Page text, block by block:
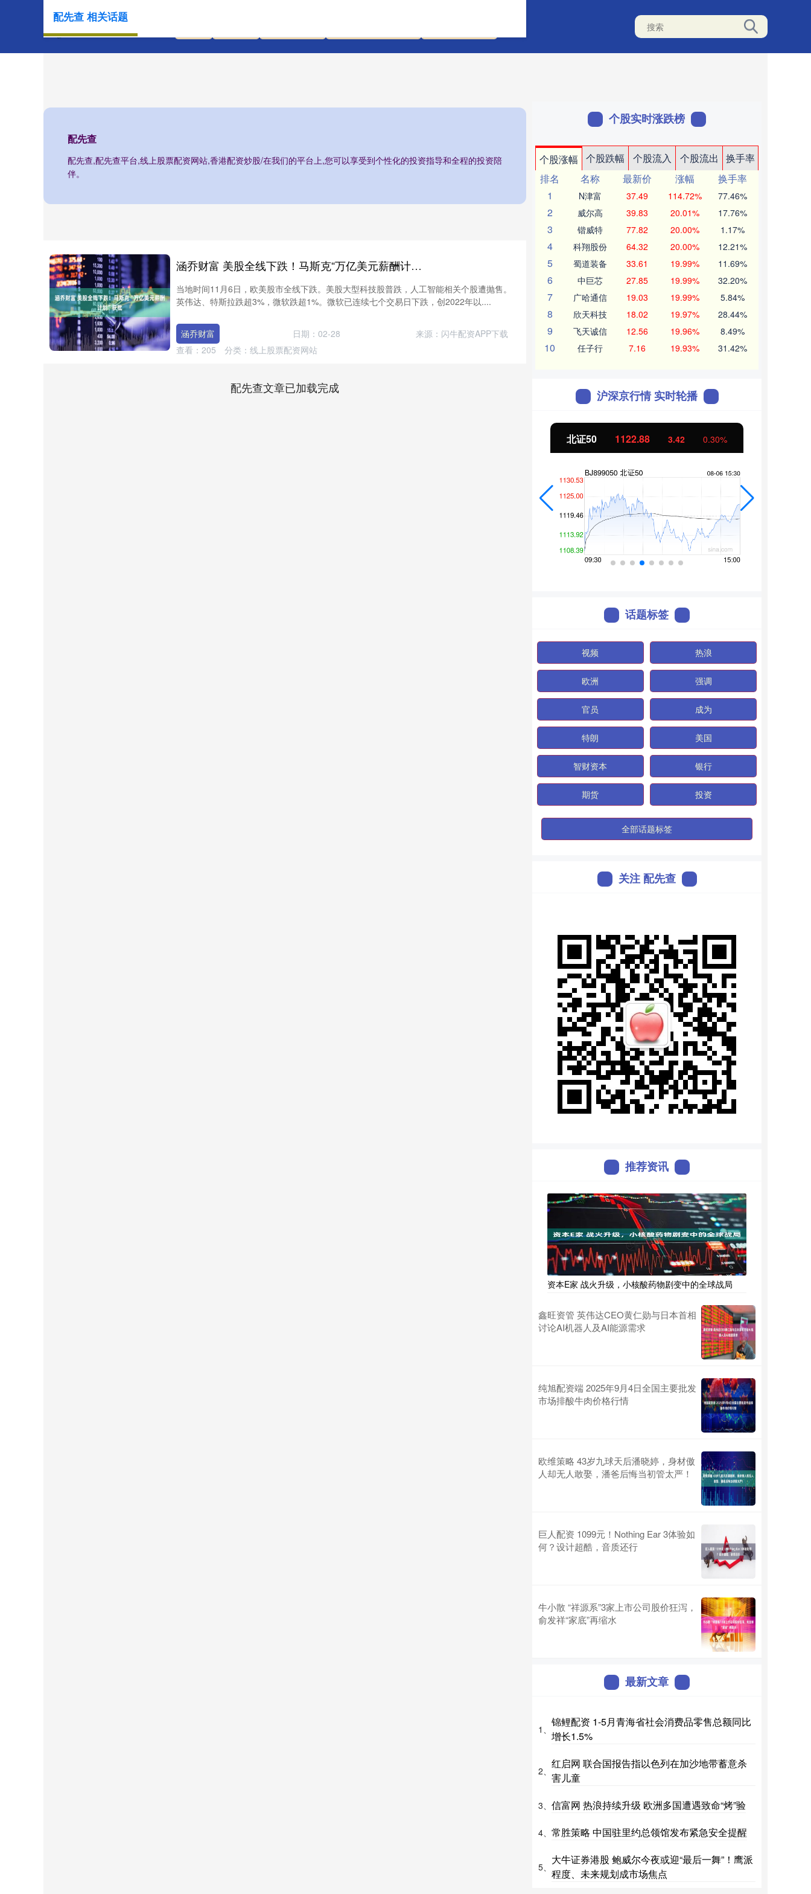
配先查
配先查,配先查平台,线上股票配资网站,香港配资炒股/在我们的平台上,您可以享受到个性化的投资指导和全程的投资陪
伴。
配先查 相关话题
涵乔财富 美股全线下跌！马斯克“万亿美元薪酬计划”获批
当地时间11月6日，欧美股市全线下跌。美股大型科技股普跌，人工智能相关个股遭抛售。
英伟达、特斯拉跌超3%，微软跌超1%。微软已连续七个交易日下跌，创2022年以....
涵乔财富 日期：02-28
来源：闪牛配资APP下载
查看： 205 分类： 线上股票配资网站
配先查文章已加载完成
个股实时涨跌榜
个股涨幅 个股跌幅 个股流入 个股流出
换手率
排名
名称 最新价 涨幅
换手率
1
N津富 37.49 114.72% 77.46%
2 威尔高 39.83 20.01% 17.76%
3 锴威特 77.82 20.00% 1.17%
4 科翔股份 64.32 20.00% 12.21%
5 蜀道装备 33.61 19.99% 11.69%
6 中巨芯 27.85 19.99% 32.20%
7 广哈通信 19.03 19.99% 5.84%
8 欣天科技 18.02 19.97% 28.44%
9 飞天诚信 12.56 19.96% 8.49%
10 任子行 7.16 19.93% 31.42%
沪深京行情 实时轮播
北证50 1122.88 3.42 0.30%
话题标签
视频 热浪
欧洲 强调
官员 成为
特朗 美国
智财资本 银行
期货 投资
全部话题标签
关注 配先查
推荐资讯
资本E家 战火升级，小核酸药物剧变中的全球战局
鑫旺资管 英伟达CEO黄仁勋与日本首相
讨论AI机器人及AI能源需求
纯旭配资端 2025年9月4日全国主要批发
市场排酸牛肉价格行情
欧维策略 43岁九球天后潘晓婷，身材傲
人却无人敢娶，潘爸后悔当初管太严！
巨人配资 1099元！Nothing Ear 3体验如
何？设计超酷，音质还行
牛小散 “祥源系”3家上市公司股价狂泻，
俞发祥“家底”再缩水
最新文章
1、
锦鲤配资 1-5月青海省社会消费品零售总额同比
增长1.5%
2、
红启网 联合国报告指以色列在加沙地带蓄意杀
害儿童
3、 信富网 热浪持续升级 欧洲多国遭遇致命“烤”验
4、 常胜策略 中国驻里约总领馆发布紧急安全提醒
5、
大牛证券港股 鲍威尔今夜或迎“最后一舞”！鹰派
程度、未来规划成市场焦点